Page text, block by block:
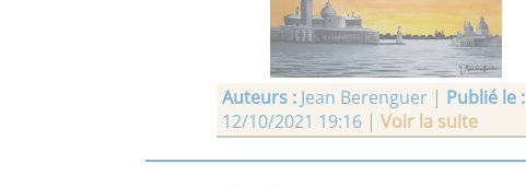
Auteurs :Jean Berenguer | Publié le :
12/10/2021 19:16 | Voir la suite